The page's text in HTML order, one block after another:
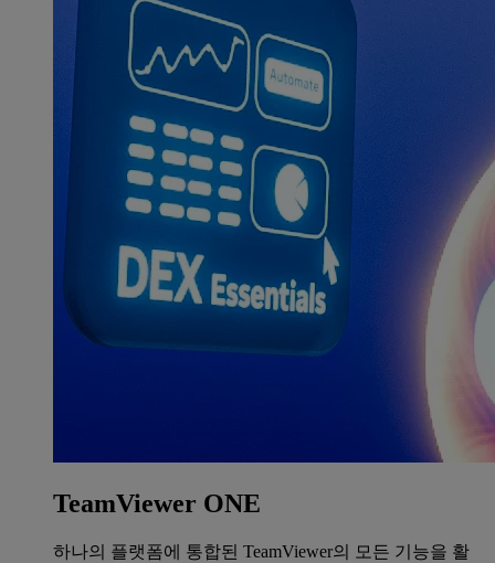
TeamViewer ONE
하나의 플랫폼에 통합된 TeamViewer의 모든 기능을 활